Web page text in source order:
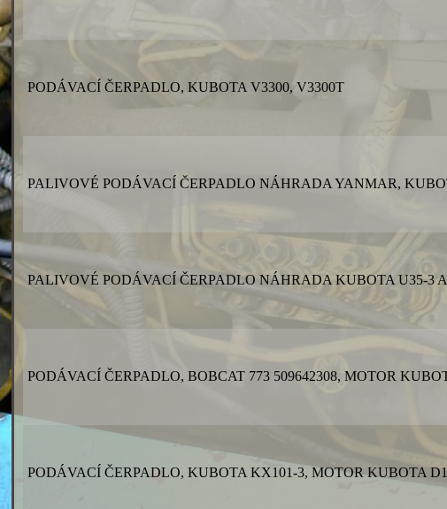
PODÁVACÍ ČERPADLO, KUBOTA V3300, V3300T
PALIVOVÉ PODÁVACÍ ČERPADLO NÁHRADA YANMAR,
PALIVOVÉ PODÁVACÍ ČERPADLO NÁHRADA KUBOTA U35-3
PODÁVACÍ ČERPADLO, BOBCAT 773 509642308, MOTOR
PODÁVACÍ ČERPADLO, KUBOTA KX101-3, MOTOR KUBOTA